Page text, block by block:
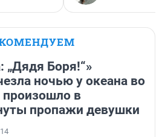
„Дядя Боря!“»
ночью у океана во
в
пропажи девушки
14